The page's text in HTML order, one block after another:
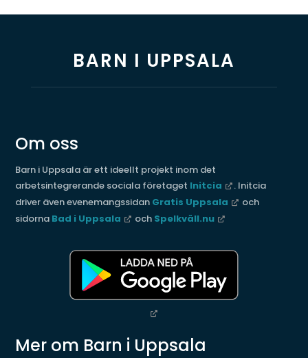
BARN I UPPSALA
Om oss
Barn i Uppsala är ett ideellt projekt inom det
arbetsintegrerande sociala företaget Initcia
. Initcia
driver även evenemangssidan Gratis Uppsala
och
sidorna Bad i Uppsala och Spelkväll.nu
Mer om Barn i Uppsala